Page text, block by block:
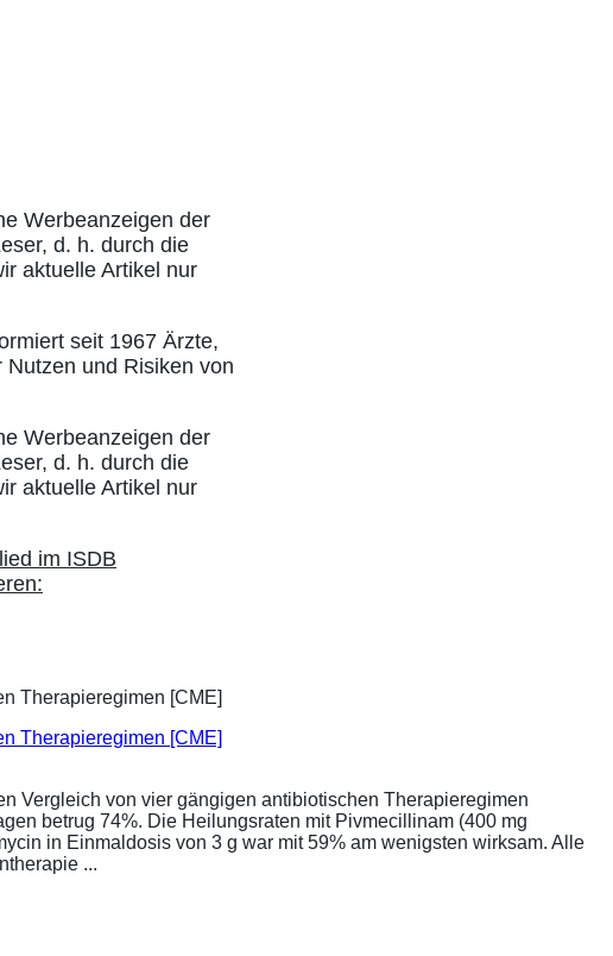
Werbeanzeigen der
d. h. durch die
aktuelle Artikel nur
seit 1967 Ärzte,
und Risiken von
Werbeanzeigen der
d. h. durch die
aktuelle Artikel nur
Therapieregimen [CME]
Vergleich von vier gängigen antibiotischen Therapieregimen
betrug 74%. Die Heilungsraten mit Pivmecillinam (400 mg
in Einmaldosis von 3 g war mit 59% am wenigsten wirksam. Alle
...